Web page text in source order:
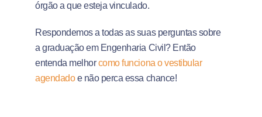
órgão a que esteja vinculado.
Respondemos a todas as suas perguntas sobre
a graduação em Engenharia Civil? Então
entenda melhorcomo funciona o vestibular
agendadoe não perca essa chance!